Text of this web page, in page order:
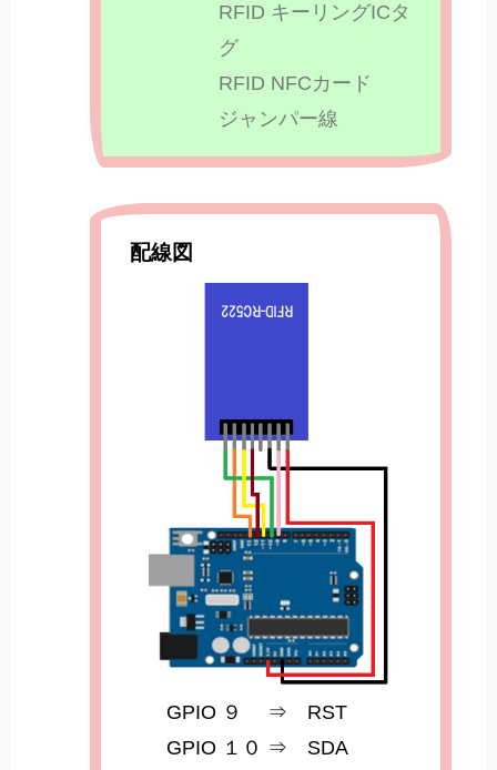
RFID キーリングICタ
グ
RFID NFCカード
ジャンパー線
配線図
GPIO ９ ⇒ RST
GPIO １０ ⇒ SDA